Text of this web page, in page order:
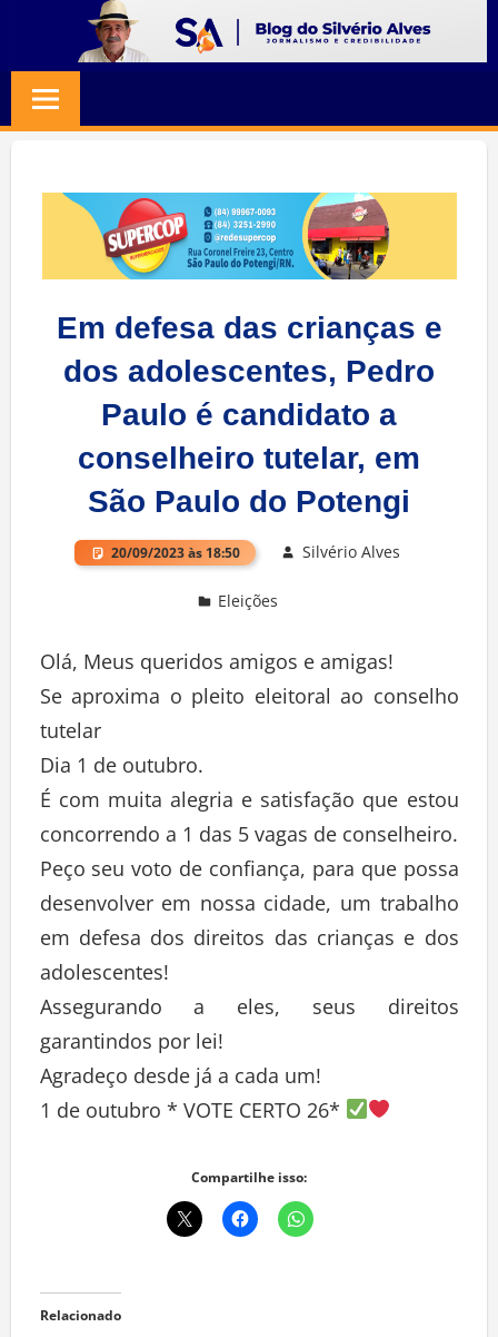
content
SILVERIO
ALVES
Jornalismo
Credibilidade
Em defesa das crianças e
dos adolescentes, Pedro
Paulo é candidato a
conselheiro tutelar, em
São Paulo do Potengi
20/09/2023 às 18:50 Silvério Alves
Eleições
Olá, Meus queridos amigos e amigas!
Se aproxima o pleito eleitoral ao conselho
tutelar
Dia 1 de outubro.
É com muita alegria e satisfação que estou
concorrendo a 1 das 5 vagas de conselheiro.
Peço seu voto de confiança, para que possa
desenvolver em nossa cidade, um trabalho
em defesa dos direitos das crianças e dos
adolescentes!
Assegurando a eles, seus direitos
garantindos por lei!
Agradeço desde já a cada um!
1 de outubro * VOTE CERTO 26*
Compartilhe isso:
Relacionado